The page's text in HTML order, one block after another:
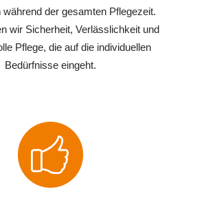
während der gesamten Pflegezeit.
wir Sicherheit, Verlässlichkeit und
Pflege, die auf die individuellen
Bedürfnisse eingeht.